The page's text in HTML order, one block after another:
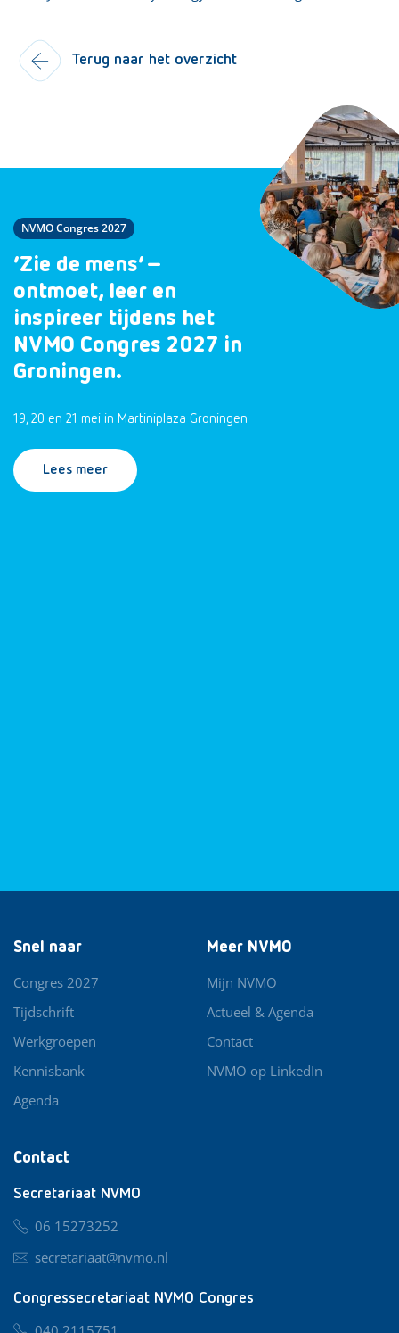
Terug naar het overzicht
NVMO Congres 2027
‘Zie de mens’ –
ontmoet, leer en
inspireer tijdens het
NVMO Congres 2027 in
Groningen.
19, 20 en 21 mei in Martiniplaza Groningen
Lees meer
Contact
Secretariaat NVMO
06 15273252
secretariaat@nvmo.nl
Congressecretariaat NVMO Congres
Snel naar
Congres 2027
Tijdschrift
Werkgroepen
Kennisbank
Agenda
Meer NVMO
Mijn NVMO
Actueel & Agenda
Contact
NVMO op LinkedIn